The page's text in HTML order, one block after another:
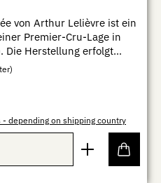
von Arthur Lelièvre ist ein
Premier-Cru-Lage in
Die Herstellung erfolgt
der durch eine gezielte
und Struktur
gewonnen werden. Dieses
Weiterverarbeitung ist
Der Ausbau erfolgt in
der Wein zusätzliche
Komponente erhält. Auf
- depending on shipping country
the desired amount or use